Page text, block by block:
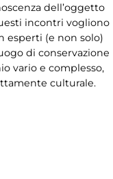
dell’oggetto
incontri vogliono
esperti (e non solo)
di conservazione
vario e complesso,
culturale.